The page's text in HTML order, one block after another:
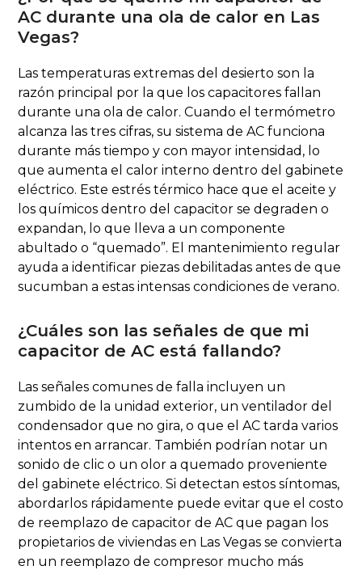
AC durante una ola de calor en Las
Vegas?
Las temperaturas extremas del desierto son la
razón principal por la que los capacitores fallan
durante una ola de calor. Cuando el termómetro
alcanza las tres cifras, su sistema de AC funciona
durante más tiempo y con mayor intensidad, lo
que aumenta el calor interno dentro del gabinete
eléctrico. Este estrés térmico hace que el aceite y
los químicos dentro del capacitor se degraden o
expandan, lo que lleva a un componente
abultado o “quemado”. El mantenimiento regular
ayuda a identificar piezas debilitadas antes de que
sucumban a estas intensas condiciones de verano.
¿Cuáles son las señales de que mi
capacitor de AC está fallando?
Las señales comunes de falla incluyen un
zumbido de la unidad exterior, un ventilador del
condensador que no gira, o que el AC tarda varios
intentos en arrancar. También podrían notar un
sonido de clic o un olor a quemado proveniente
del gabinete eléctrico. Si detectan estos síntomas,
abordarlos rápidamente puede evitar que el costo
de reemplazo de capacitor de AC que pagan los
propietarios de viviendas en Las Vegas se convierta
en un reemplazo de compresor mucho más